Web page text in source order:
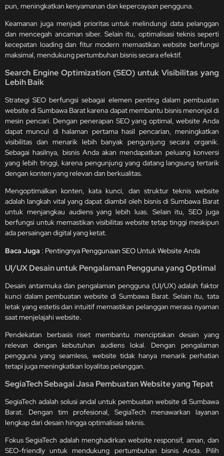
pun, meningkatkan kenyamanan dan kepercayaan pengguna.
Keamanan juga menjadi prioritas untuk melindungi data pelanggan
dan mencegah ancaman siber. Selain itu, optimalisasi teknis seperti
kecepatan loading dan fitur modern memastikan website berfungsi
maksimal, mendukung pertumbuhan bisnis secara efektif.
Search Engine Optimization (SEO) untuk Visibilitas yang
Lebih Baik
Strategi SEO berfungsi sebagai elemen penting dalam pembuatan
website di Sumbawa Barat karena dapat membantu bisnis menonjol di
mesin pencari. Dengan penerapan SEO yang optimal, website Anda
dapat muncul di halaman pertama hasil pencarian, meningkatkan
visibilitas dan menarik lebih banyak pengunjung secara organik.
Sebagai hasilnya, bisnis Anda akan mendapatkan peluang konversi
yang lebih tinggi, karena pengunjung yang datang langsung tertarik
dengan konten yang relevan dan berkualitas.
Mengoptimalkan konten, kata kunci, dan struktur teknis website
adalah langkah vital yang dapat diambil oleh bisnis di Sumbawa Barat
untuk menjangkau audiens yang lebih luas. Selain itu, SEO juga
berfungsi untuk memastikan visibilitas website tetap tinggi meskipun
ada persaingan digital yang ketat.
Baca Juga : Pentingnya Penggunaan SEO Untuk Website Anda
UI/UX Desain untuk Pengalaman Pengguna yang Optimal
Desain antarmuka dan pengalaman pengguna (UI/UX) adalah faktor
kunci dalam pembuatan website di Sumbawa Barat. Selain itu, tata
letak yang estetis dan intuitif memastikan pelanggan merasa nyaman
saat menjelajahi website.
Pendekatan berbasis riset membantu menciptakan desain yang
relevan dengan kebutuhan audiens lokal. Dengan pengalaman
pengguna yang seamless, website tidak hanya menarik perhatian
tetapi juga meningkatkan loyalitas pelanggan.
SegiaTech Sebagai Jasa Pembuatan Website yang Tepat
SegiaTech adalah solusi andal untuk pembuatan website di Sumbawa
Barat. Dengan tim profesional, SegiaTech menawarkan layanan
lengkap dari desain hingga optimalisasi teknis.
Fokus SegiaTech adalah menghadirkan website responsif, aman, dan
SEO-friendly untuk mendukung pertumbuhan bisnis Anda. Pilih